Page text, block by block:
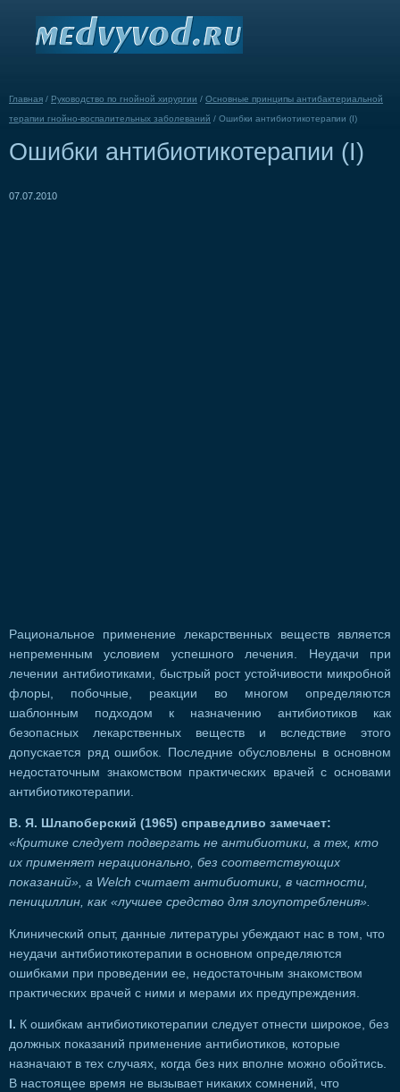
Главная / Руководство по гнойной хирургии / Основные принципы антибактериальной
терапии гнойно-воспалительных заболеваний / Ошибки антибиотикотерапии (I)
Ошибки антибиотикотерапии (I)
07.07.2010
Рациональное применение лекарственных веществ является
непременным условием успешного лечения. Неудачи при
лечении антибиотиками, быстрый рост устойчивости микробной
флоры, побочные, реакции во многом определяются
шаблонным подходом к назначению антибиотиков как
безопасных лекарственных веществ и вследствие этого
допускается ряд ошибок. Последние обусловлены в основном
недостаточным знакомством практических врачей с основами
антибиотикотерапии.
В. Я. Шлапоберский (1965) справедливо замечает:
«Критике следует подвергать не антибиотики, а тех, кто
их применяет нерационально, без соответствующих
показаний», a Welch считает антибиотики, в частности,
пенициллин, как «лучшее средство для злоупотребления».
Клинический опыт, данные литературы убеждают нас в том, что
неудачи антибиотикотерапии в основном определяются
ошибками при проведении ее, недостаточным знакомством
практических врачей с ними и мерами их предупреждения.
I. К ошибкам антибиотикотерапии следует отнести широкое, без
должных показаний применение антибиотиков, которые
назначают в тех случаях, когда без них вполне можно обойтись.
В настоящее время не вызывает никаких сомнений, что